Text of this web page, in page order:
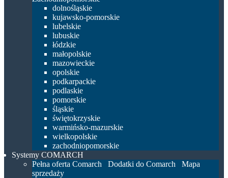
dolnośląskie
kujawsko-pomorskie
lubelskie
lubuskie
łódzkie
małopolskie
mazowieckie
opolskie
podkarpackie
podlaskie
pomorskie
śląskie
świętokrzyskie
warmińsko-mazurskie
wielkopolskie
zachodniopomorskie
Systemy COMARCH
Pełna oferta Comarch
Dodatki do Comarch
Mapa
sprzedaży